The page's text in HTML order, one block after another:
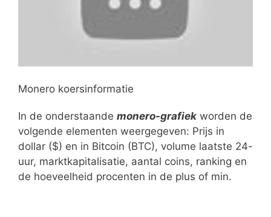
Monero koersinformatie
In de onderstaande monero-grafiek worden de
volgende elementen weergegeven: Prijs in
dollar ($) en in Bitcoin (BTC), volume laatste 24-
uur, marktkapitalisatie, aantal coins, ranking en
de hoeveelheid procenten in de plus of min.